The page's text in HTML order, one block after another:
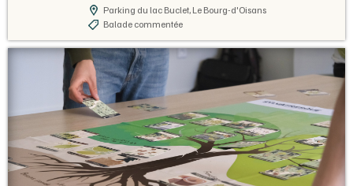
Parking du lac Buclet, Le Bourg-d'Oisans
Balade commentée